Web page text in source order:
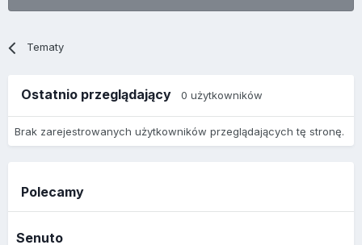
Tematy
Ostatnio przeglądający 0 użytkowników
Brak zarejestrowanych użytkowników przeglądających tę stronę.
Polecamy
Senuto